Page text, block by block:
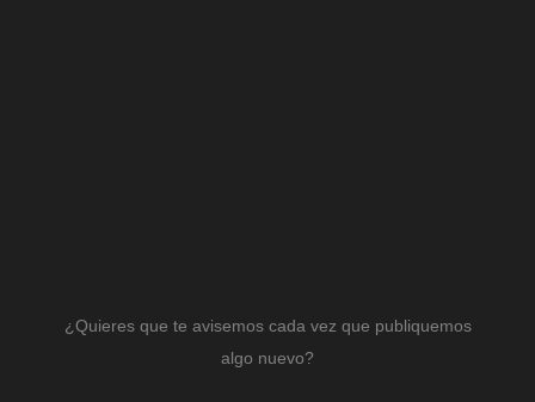
¿Quieres que te avisemos cada vez que publiquemos
algo nuevo?